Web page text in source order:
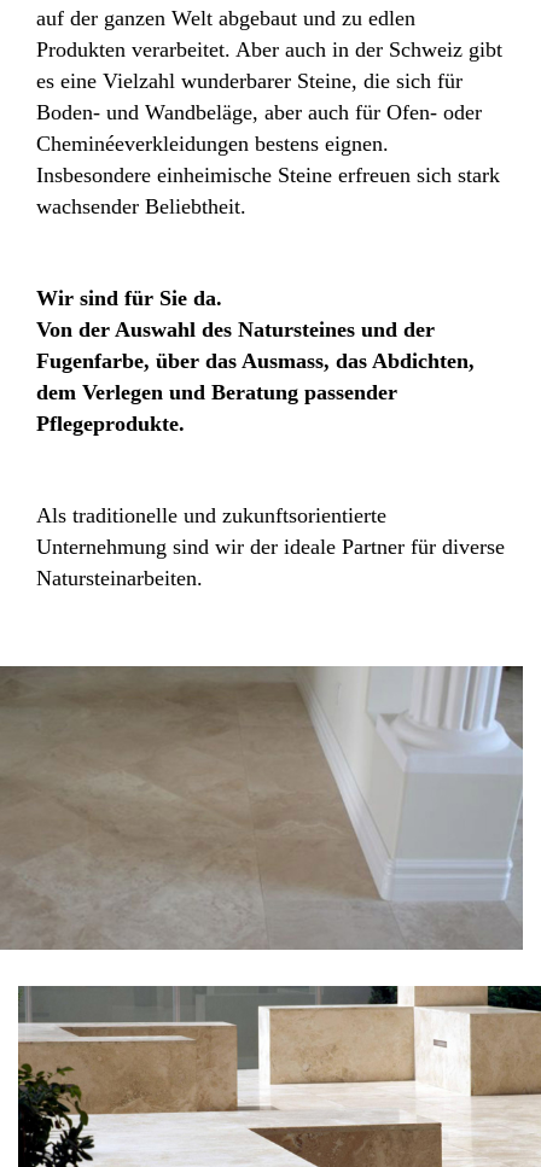
auf der ganzen Welt abgebaut und zu edlen
Produkten verarbeitet. Aber auch in der Schweiz gibt
es eine Vielzahl wunderbarer Steine, die sich für
Boden- und Wandbeläge, aber auch für Ofen- oder
Cheminéeverkleidungen bestens eignen.
Insbesondere einheimische Steine erfreuen sich stark
wachsender Beliebtheit.
Wir sind für Sie da.
Von der Auswahl des Natursteines und der
Fugenfarbe, über das Ausmass, das Abdichten,
dem Verlegen und Beratung passender
Pflegeprodukte.
Als traditionelle und zukunftsorientierte
Unternehmung sind wir der ideale Partner für diverse
Natursteinarbeiten.